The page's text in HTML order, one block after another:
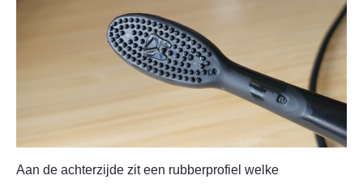
Aan de achterzijde zit een rubberprofiel welke